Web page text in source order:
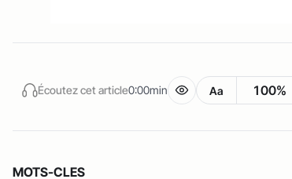
Écoutez cet article0:00min Aa 100%
MOTS-CLES